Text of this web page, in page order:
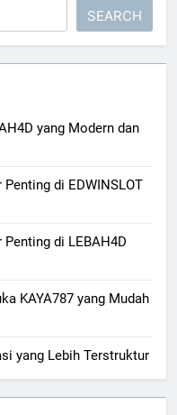
SEARCH
yang Modern dan
di EDWINSLOT
di LEBAH4D
KAYA787 yang Mudah
yang Lebih Terstruktur